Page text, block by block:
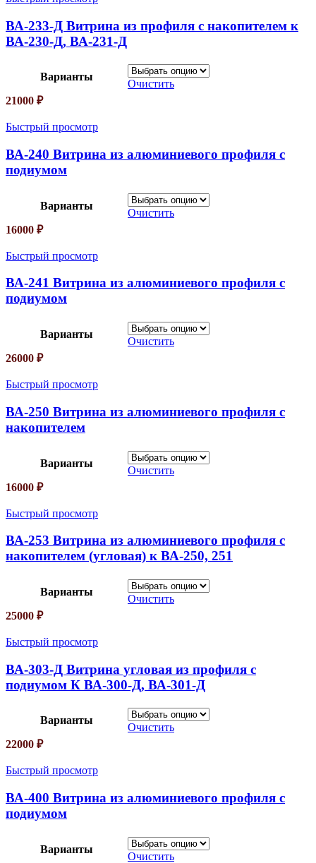
ВА-233-Д Витрина из профиля с накопителем к
ВА-230-Д, ВА-231-Д
Варианты
Очистить
21000 ₽
Быстрый просмотр
ВА-240 Витрина из алюминиевого профиля с
подиумом
Варианты
Очистить
16000 ₽
Быстрый просмотр
ВА-241 Витрина из алюминиевого профиля с
подиумом
Варианты
Очистить
26000 ₽
Быстрый просмотр
ВА-250 Витрина из алюминиевого профиля с
накопителем
Варианты
Очистить
16000 ₽
Быстрый просмотр
ВА-253 Витрина из алюминиевого профиля с
накопителем (угловая) к ВА-250, 251
Варианты
Очистить
25000 ₽
Быстрый просмотр
ВА-303-Д Витрина угловая из профиля с
подиумом К ВА-300-Д, ВА-301-Д
Варианты
Очистить
22000 ₽
Быстрый просмотр
ВА-400 Витрина из алюминиевого профиля с
подиумом
Варианты
Очистить